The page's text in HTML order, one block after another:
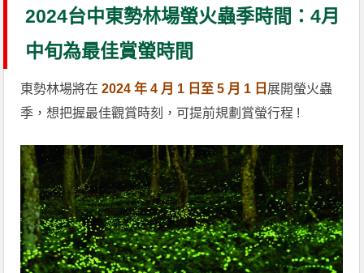
2024台中東勢林場螢火蟲季時間：4月
中旬為最佳賞螢時間
東勢林場將在 2024 年 4 月 1 日至 5 月 1 日 展開螢火蟲
季，想把握最佳觀賞時刻，可提前規劃賞螢行程 !